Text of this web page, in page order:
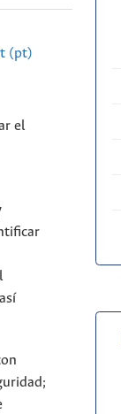
(pt)
el